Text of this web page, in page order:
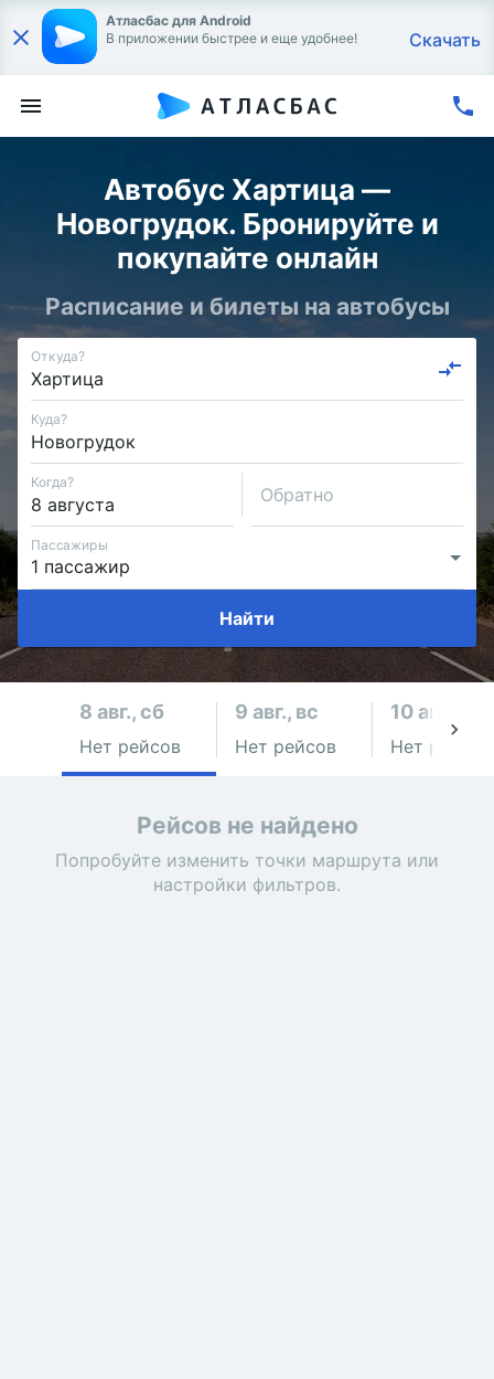
Атласбас для Android
В приложении быстрее и еще удобнее!
Скачать
Автобус Хартица —
Новогрудок. Бронируйте и
покупайте онлайн
Расписание и билеты на автобусы
Откуда?
Куда?
Когда?
Обратно
Пассажиры
Найти
8 авг., сб
Нет рейсов
9 авг., вс
Нет рейсов
10 авг., пн
Нет рейсов
Рейсов не найдено
Попробуйте изменить точки маршрута или
настройки фильтров.